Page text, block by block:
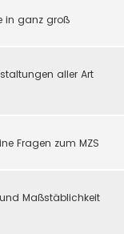
in ganz groß
aller Art
Fragen zum MZS
Maßstäblichkeit